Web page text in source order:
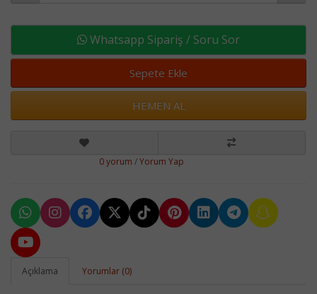
Whatsapp Sipariş / Soru Sor
Sepete Ekle
HEMEN AL
0 yorum /Yorum Yap
Açıklama Yorumlar (0)